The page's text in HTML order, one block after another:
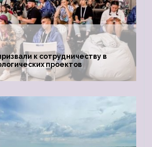
к сотрудничеству в
проектов